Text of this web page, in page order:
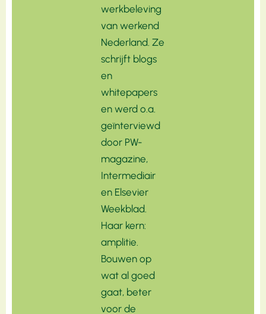
werkbeleving
van werkend
Nederland. Ze
schrijft blogs
en
whitepapers
en werd o.a.
geïnterviewd
door PW-
magazine,
Intermediair
en Elsevier
Weekblad.
Haar kern:
amplitie.
Bouwen op
wat al goed
gaat, beter
voor de